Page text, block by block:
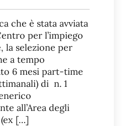
che è stata avviata
per l’impiego
la selezione per
a tempo
6 mesi part-time
di n. 1
all’Area degli
[…]